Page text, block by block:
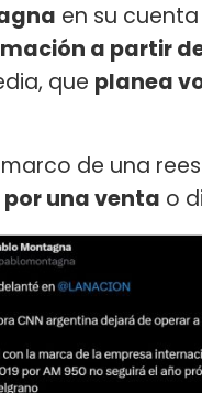
en su
a partir
que planea
de una
una venta o